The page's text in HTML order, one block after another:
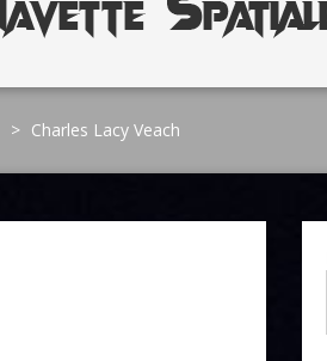
> Charles Lacy Veach